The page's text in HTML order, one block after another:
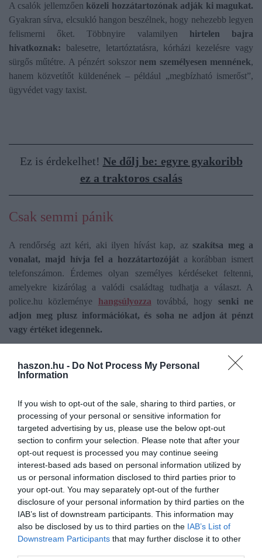
haszon.hu - Do Not Process My Personal
Information
If you wish to opt-out of the sale, sharing to third parties, or
processing of your personal or sensitive information for
targeted advertising by us, please use the below opt-out
section to confirm your selection. Please note that after your
opt-out request is processed you may continue seeing
interest-based ads based on personal information utilized by
us or personal information disclosed to third parties prior to
your opt-out. You may separately opt-out of the further
disclosure of your personal information by third parties on the
IAB’s list of downstream participants. This information may
also be disclosed by us to third parties on the IAB’s List of
Downstream Participants that may further disclose it to other
A csalók jellemzően közeli hozzátartozónak adják ki magukat.
Gyakran sírva, elcsukló hangon beszélnek, hogy nehezebb legyen
felismerni őket. Többnyire valamilyen hirtelen bajra
hivatkoznak: balesetre, letartóztatásra, kórházi kezelésre vagy
sürgős műtétre. A pénzért sokszornem személyesen mennének,
hanem közvetítőt küldenének – például „megbízható ismerőst”,
ügyvédet vagy taxist.
Ez is érdekelhet! Ne dőlj be: egyre gyakoribb
ez a traktoros csalás
Csak semmi pánik
A rendőrség azt kéri, aki ilyen hívást kap, azszakítsa meg a
vonalat, majd hívja fel a hozzátartozóját a korábban ismert
telefonszámon. Érdemes olyan személyes kérdéseket feltenni,
amelyekre kizárólag a valódi családtag tudhatja a választ. A
police.hu közleménye hangsúlyozza továbbá, hogy senki ne
adjon meg plusz információkat, és soha ne adjon át pénzt
vagy értéket idegennek.
haladéktalanul bejelentést kell tenni a
rendőrségen, vagy hívni kell a 112-es segélyhívót.
A rendőrség
információk a
www.kiberpajzs.hu oldalon érhetők el.
Olvasd el ezt is!
Átverés? Öt intő jel ingatlanvásárlás előtt
5+1 árulkodó jel, hogy vírus ólálkodik a
számítógépünkön
Az MNB tanácsai utazóknak a kibercsalások
kivédésére